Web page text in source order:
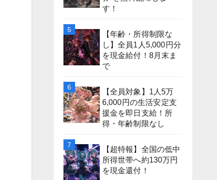
す！
【年齢・所得制限な
し】全員1人5,000円分
を現金給付！8月末ま
で
【全員対象】1人5万
6,000円の生活安定支
援金を即日支給！所
得・年齢制限なし
【超特報】全国の低中
所得世帯へ約130万円
を現金還付！